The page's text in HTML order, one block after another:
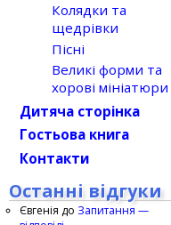
Колядки та
щедрівки
Пісні
Великі форми та
хорові мініатюри
Дитяча сторінка
Гостьова книга
Контакти
Останні відгуки
Євгенія до Запитання —